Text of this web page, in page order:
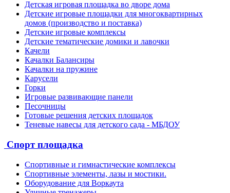
Детская игровая площадка во дворе дома
Детские игровые площадки для многоквартирных
домов (производство и поставка)
Детские игровые комплексы
Детские тематические домики и лавочки
Качели
Качалки Балансиры
Качалки на пружине
Карусели
Горки
Игровые развивающие панели
Песочницы
Готовые решения детских площадок
Теневые навесы для детского сада - МБДОУ
Спорт площадка
Спортивные и гимнастические комплексы
Спортивные элементы, лазы и мостики.
Оборудование для Воркаута